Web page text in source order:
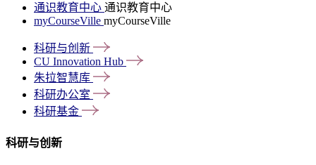
通识教育中心 通识教育中心
myCourseVille myCourseVille
科研与创新
CU Innovation Hub
朱拉智慧库
科研办公室
科研基金
科研与创新